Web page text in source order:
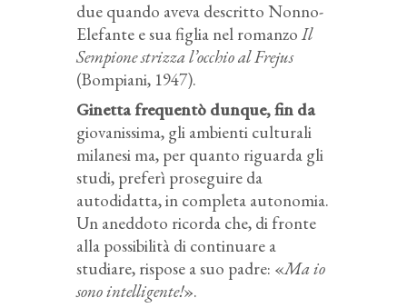
due quando aveva descritto Nonno-
Elefante e sua figlia nel romanzo Il
Sempione strizza l’occhio al Frejus
(Bompiani, 1947).
Ginetta frequentò dunque, fin da
giovanissima, gli ambienti culturali
milanesi ma, per quanto riguarda gli
studi, preferì proseguire da
autodidatta, in completa autonomia.
Un aneddoto ricorda che, di fronte
alla possibilità di continuare a
studiare, rispose a suo padre: «Ma io
sono intelligente!».